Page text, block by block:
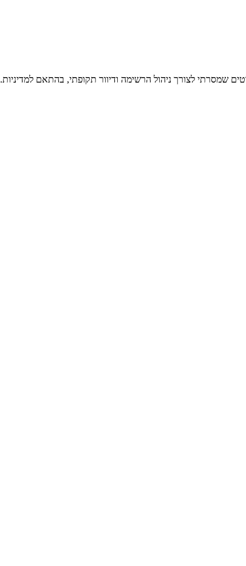
שמסרתי לצורך ניהול הרשימה ודיוור תקופתי, בהתאם למדיניות.